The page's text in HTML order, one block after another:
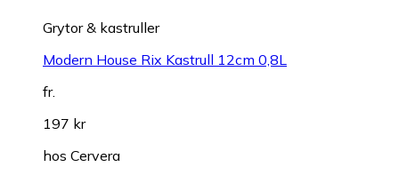
Grytor & kastruller
Modern House Rix Kastrull 12cm 0,8L
fr.
197 kr
hos Cervera